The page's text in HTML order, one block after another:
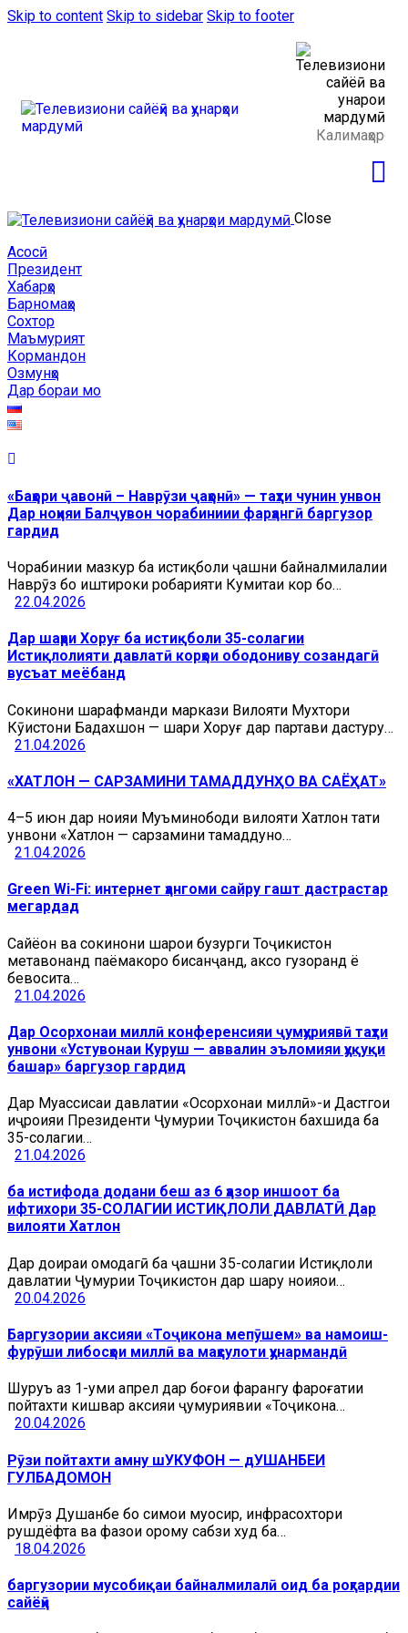
Skip to content Skip to sidebar Skip to footer
Close
Асосӣ
Президент
Хабарҳо
Барномаҳо
Сохтор
Маъмурият
Кормандон
Озмунҳо
Дар бораи мо
«Баҳори ҷавонӣ – Наврӯзи ҷаҳонӣ» — таҳти чунин унвон
Дар ноҳияи Балҷувон чорабиниии фарҳангӣ баргузор
гардид
Чорабинии мазкур ба истиқболи ҷашни байналмилалии
Наврӯз бо иштироки роҳбарияти Кумитаи кор бо…
22.04.2026
Дар шаҳри Хоруғ ба истиқболи 35-солагии
Истиқлолияти давлатӣ корҳои ободониву созандагӣ
вусъат меёбанд
Сокинони шарафманди маркази Вилояти Мухтори
Кӯҳистони Бадахшон — шаҳри Хоруғ дар партави дастуру…
21.04.2026
«ХАТЛОН — САРЗАМИНИ ТАМАДДУНҲО ВА САЁҲАТ»
4–5 июн дар ноҳияи Муъминободи вилояти Хатлон таҳти
унвони «Хатлон — сарзамини тамаддунҳо…
21.04.2026
Green Wi-Fi: интернет ҳангоми сайру гашт дастрастар
мегардад
Сайёҳон ва сокинони шаҳрҳои бузурги Тоҷикистон
метавонанд паёмакҳоро бисанҷанд, аксҳо гузоранд ё
бевосита…
21.04.2026
Дар Осорхонаи миллӣ конференсияи ҷумҳуриявӣ таҳти
унвони «Устувонаи Куруш — аввалин эъломияи ҳуқуқи
башар» баргузор гардид
Дар Муассисаи давлатии «Осорхонаи миллӣ»-и Дастгоҳи
иҷроияи Президенти Ҷумҳурии Тоҷикистон бахшида ба
35-солагии…
21.04.2026
ба истифода додани беш аз 6 ҳазор иншоот ба
ифтихори 35-СОЛАГИИ ИСТИҚЛОЛИ ДАВЛАТӢ Дар
вилояти Хатлон
Дар доираи омодагӣ ба ҷашни 35-солагии Истиқлоли
давлатии Ҷумҳурии Тоҷикистон дар шаҳру ноҳияҳои…
20.04.2026
Баргузории аксияи «Тоҷикона мепӯшем» ва намоиш-
фурӯши либосҳои миллӣ ва маҳсулоти ҳунармандӣ
Шуруъ аз 1-уми апрел дар боғҳои фарҳангу фароғатии
пойтахти кишвар аксияи ҷумҳуриявии «Тоҷикона…
20.04.2026
Рӯзи пойтахти амну шУКУФОН — дУШАНБЕИ
ГУЛБАДОМОН
Имрӯз Душанбе бо симои муосир, инфрасохтори
рушдёфта ва фазои орому сабзи худ ба…
18.04.2026
баргузории мусобиқаи байналмилалӣ оид ба роҳгардии
сайёҳӣ